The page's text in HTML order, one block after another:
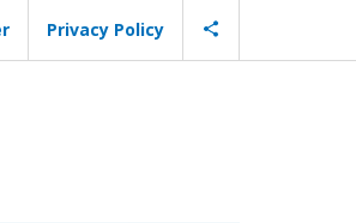
Privacy Policy